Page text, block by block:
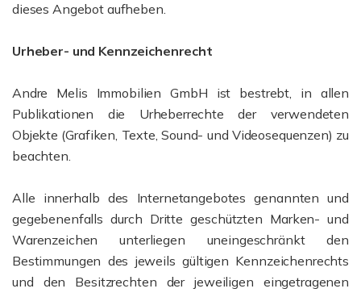
dieses Angebot aufheben.
Urheber- und Kennzeichenrecht
Andre Melis Immobilien GmbH ist bestrebt, in allen
Publikationen die Urheberrechte der verwendeten
Objekte (Grafiken, Texte, Sound- und Videosequenzen) zu
beachten.
Alle innerhalb des Internetangebotes genannten und
gegebenenfalls durch Dritte geschützten Marken- und
Warenzeichen unterliegen uneingeschränkt den
Bestimmungen des jeweils gültigen Kennzeichenrechts
und den Besitzrechten der jeweiligen eingetragenen